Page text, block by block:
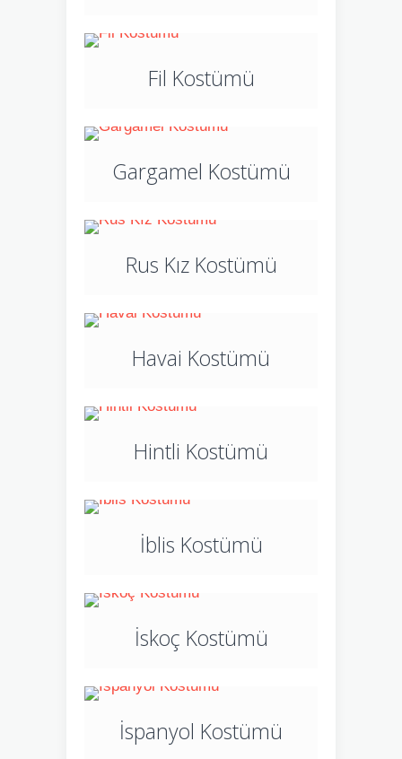
Fil Kostümü
Gargamel Kostümü
Rus Kız Kostümü
Havai Kostümü
Hintli Kostümü
İblis Kostümü
İskoç Kostümü
İspanyol Kostümü